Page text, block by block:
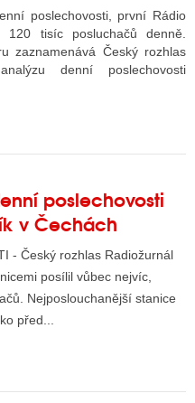
poslechovosti, první Rádio
tisíc posluchačů denně.
zaznamenává Český rozhlas
denní poslechovosti
poslechovosti
v Čechách
- Český rozhlas Radiožurnál
posílil vůbec nejvíc,
Nejposlouchanější stanice
před...